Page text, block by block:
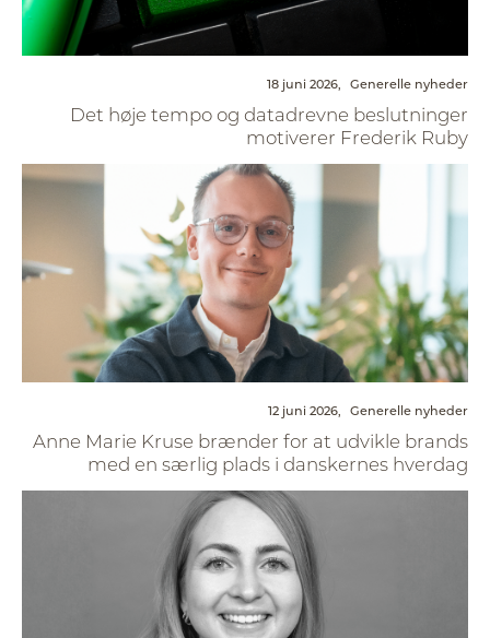
18 juni 2026, Generelle nyheder
Det høje tempo og datadrevne beslutninger
motiverer Frederik Ruby
12 juni 2026, Generelle nyheder
Anne Marie Kruse brænder for at udvikle brands
med en særlig plads i danskernes hverdag